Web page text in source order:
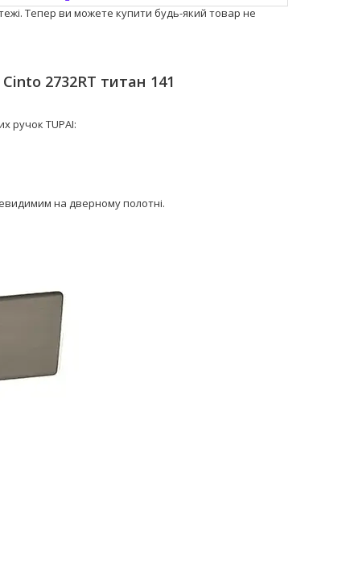
Тепер ви можете купити будь-який товар не
2732RT титан 141
ручок TUPAI:
на дверному полотні.